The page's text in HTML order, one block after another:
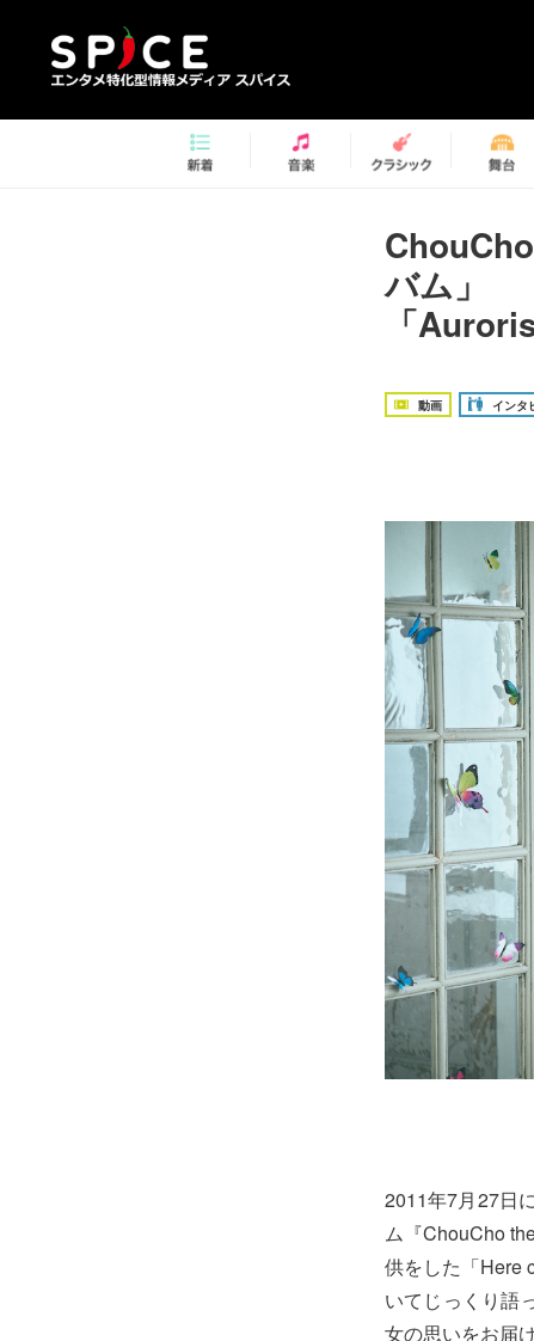
バム」
「
動画 インタ
2011年7月27日
ム『ChouCho
供をした「Here
いてじっくり語
女の思いをお届